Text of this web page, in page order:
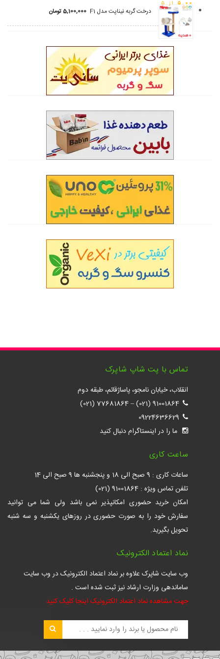
5.00 از 5
درخت گربه نیناپت مدل F1 5,100,000تومان
تماس با پت شاپ شاپرک
انقلاب، خیابان نامجو، پاساژقائم، طبقه دوم
91001864 (021)
–
77681864 (021)
09224636629
ما را در اینستاگرام دنبال کنید
ساعت کاری
ساعات کاری : 9 صبح الی 18 و پنجشنبه ها 9 صبح الی 14
تلفن تماس ویژه : 91001864 (021)
امکان خرید حضوری امکانپذیر نمی باشد ولی شما می توانید
سفارش خود را به صورت حضوری در روزهای یکشنبه و سه شنبه
تحویل بگیرید.
نماد اعتماد الکترونیک
وب سایت شاپرک علاوه بر نماد اعتماد الکترونیک در وب سایت
ساماندهی وزارت ارشاد نیز ثبت شده است .
جهت مشاهده نماد اعتماد الکترونیک اینجا کلیک کنید